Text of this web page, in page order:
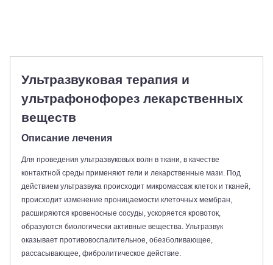
Ультразвуковая терапия и
ультрафонофорез лекарственных
веществ
Описание лечения
Для проведения ультразвуковых волн в ткани, в качестве
контактной среды применяют гели и лекарственные мази. Под
действием ультразвука происходит микромассаж клеток и тканей,
происходит изменение проницаемости клеточных мембран,
расширяются кровеносные сосуды, ускоряется кровоток,
образуются биологически активные вещества. Ультразвук
оказывает противовоспалительное, обезболивающее,
рассасывающее, фибролитическое действие.